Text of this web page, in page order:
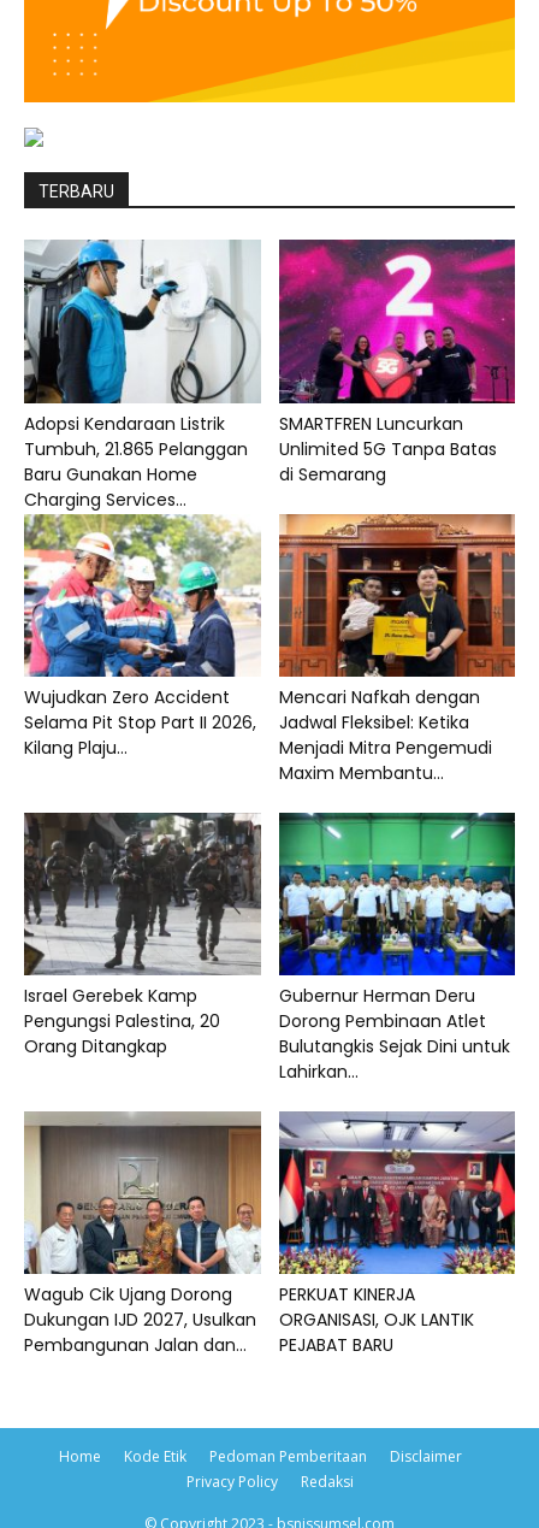
TERBARU
Adopsi Kendaraan Listrik
Tumbuh, 21.865 Pelanggan
Baru Gunakan Home
Charging Services...
SMARTFREN Luncurkan
Unlimited 5G Tanpa Batas
di Semarang
Wujudkan Zero Accident
Selama Pit Stop Part II 2026,
Kilang Plaju...
Mencari Nafkah dengan
Jadwal Fleksibel: Ketika
Menjadi Mitra Pengemudi
Maxim Membantu...
Israel Gerebek Kamp
Pengungsi Palestina, 20
Orang Ditangkap
Gubernur Herman Deru
Dorong Pembinaan Atlet
Bulutangkis Sejak Dini untuk
Lahirkan...
Wagub Cik Ujang Dorong
Dukungan IJD 2027, Usulkan
Pembangunan Jalan dan...
PERKUAT KINERJA
ORGANISASI, OJK LANTIK
PEJABAT BARU
Home Kode Etik Pedoman Pemberitaan
Disclaimer
Privacy Policy
Redaksi